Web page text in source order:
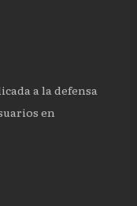
a la defensa
en